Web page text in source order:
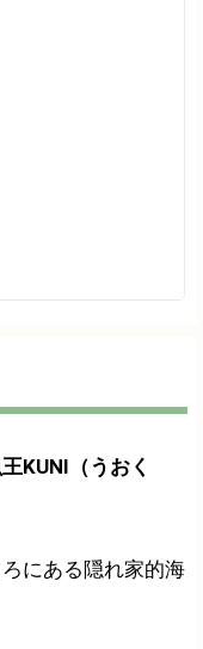
KUNI（うおく
にある隠れ家的海